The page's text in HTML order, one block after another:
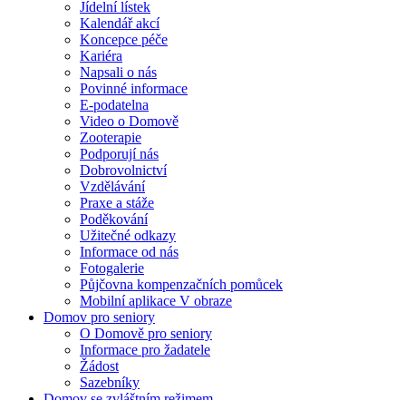
Jídelní lístek
Kalendář akcí
Koncepce péče
Kariéra
Napsali o nás
Povinné informace
E-podatelna
Video o Domově
Zooterapie
Podporují nás
Dobrovolnictví
Vzdělávání
Praxe a stáže
Poděkování
Užitečné odkazy
Informace od nás
Fotogalerie
Půjčovna kompenzačních pomůcek
Mobilní aplikace V obraze
Domov pro seniory
O Domově pro seniory
Informace pro žadatele
Žádost
Sazebníky